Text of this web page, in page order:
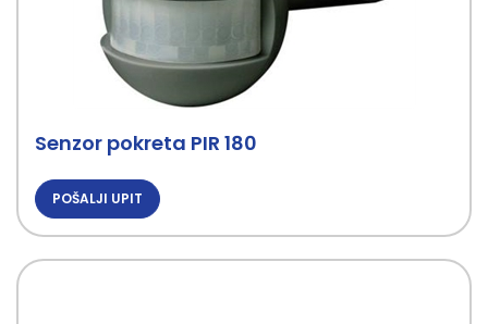
Senzor pokreta PIR 180
POŠALJI UPIT